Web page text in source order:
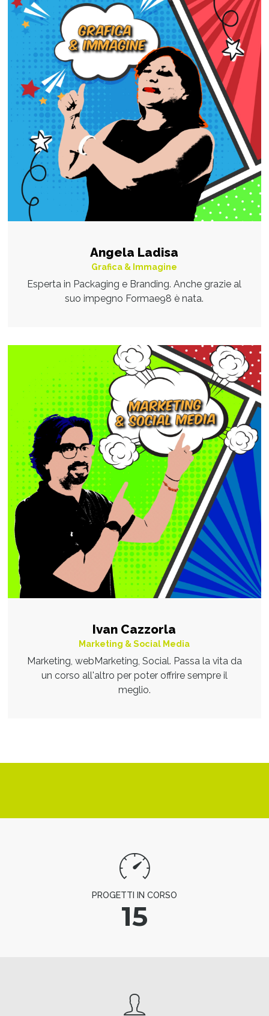
Angela Ladisa
Grafica & Immagine
Esperta in Packaging e Branding. Anche grazie al
suo impegno Formae98 è nata.
Ivan Cazzorla
Marketing & Social Media
Marketing, webMarketing, Social. Passa la vita da
un corso all'altro per poter offrire sempre il
meglio.
PROGETTI IN CORSO
15